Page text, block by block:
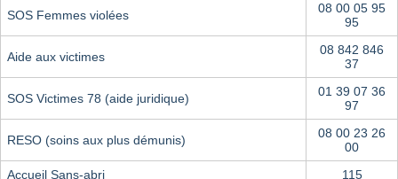
SOS Femmes violées
08 00 05 95
95
Aide aux victimes
08 842 846
37
SOS Victimes 78 (aide juridique)
01 39 07 36
97
RESO (soins aux plus démunis)
08 00 23 26
00
Accueil Sans-abri
115